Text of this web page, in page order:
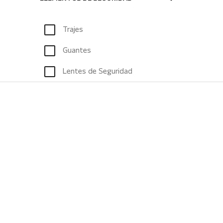
Trajes
Guantes
Lentes de Seguridad